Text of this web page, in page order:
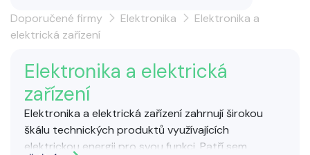
Doporučené firmy Elektronika
Elektronika a
elektrická zařízení
Elektronika a elektrická
zařízení
Elektronika a elektrická zařízení zahrnují širokou
škálu technických produktů využívajících
elektrickou energii pro svou funkci. Patří sem